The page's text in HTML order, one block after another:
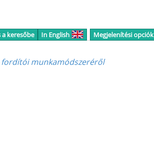
a keresőbe In English Megjelenítési opciók
fordítói munkamódszeréről